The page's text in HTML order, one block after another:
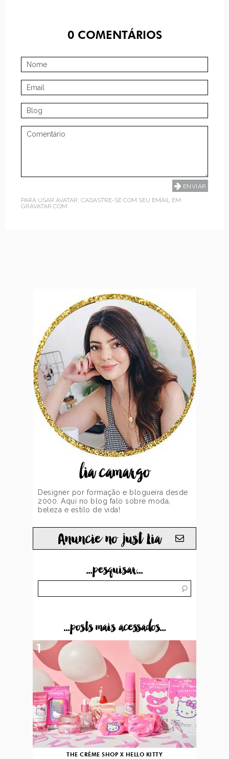
0COMENTÁRIOS
PARA USAR AVATAR, CADASTRE-SE COM SEU EMAIL EM
GRAVATAR.COM
lia camargo
Designer por formação e blogueira desde
2000. Aqui no blog falo sobre moda,
beleza e estilo de vida!
Anuncie no just Lia
...pesquisar...
...posts mais acessados...
THE CRÈME SHOP X HELLO KITTY
1